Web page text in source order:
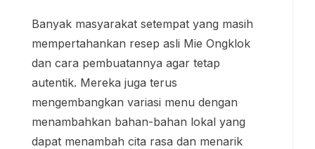
Banyak masyarakat setempat yang masih
mempertahankan resep asli Mie Ongklok
dan cara pembuatannya agar tetap
autentik. Mereka juga terus
mengembangkan variasi menu dengan
menambahkan bahan-bahan lokal yang
dapat menambah cita rasa dan menarik